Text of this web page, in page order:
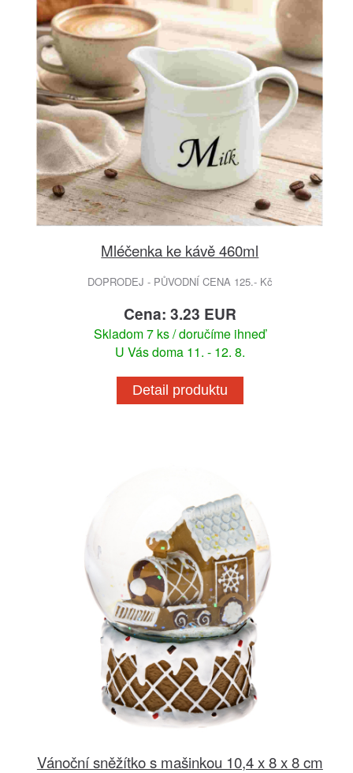
Mléčenka ke kávě 460ml
DOPRODEJ - PŮVODNÍ CENA 125.- Kč
Cena: 3.23 EUR
Skladom 7 ks / doručíme ihneď
U Vás doma 11. - 12. 8.
Detail produktu
Vánoční sněžítko s mašinkou 10,4 x 8 x 8 cm